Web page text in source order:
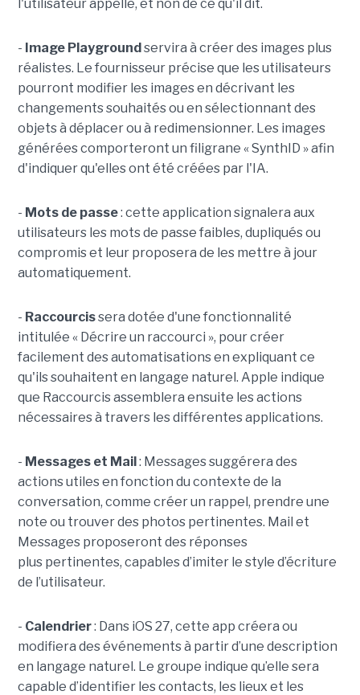
l'utilisateur appelle, et non de ce qu'il dit.
- Image Playgroundservira à créer des images plus
réalistes. Le fournisseur précise que les utilisateurs
pourront modifier les images en décrivant les
changements souhaités ou en sélectionnant des
objets à déplacer ou à redimensionner. Les images
générées comporteront un filigrane « SynthID » afin
d'indiquer qu'elles ont été créées par l'IA.
- Mots de passe: cette application signalera aux
utilisateurs les mots de passe faibles, dupliqués ou
compromis et leur proposera de les mettre à jour
automatiquement.
- Raccourcissera dotée d'une fonctionnalité
intitulée « Décrire un raccourci », pour créer
facilement des automatisations en expliquant ce
qu'ils souhaitent en langage naturel. Apple indique
que Raccourcis assemblera ensuite les actions
nécessaires à travers les différentes applications.
- Messages et Mail: Messages suggérera des
actions utiles en fonction du contexte de la
conversation, comme créer un rappel, prendre une
note ou trouver des photos pertinentes. Mail et
Messages proposeront des réponses
plus pertinentes, capables d’imiter le style d’écriture
de l’utilisateur.
- Calendrier: Dans iOS 27, cette app créera ou
modifiera des événements à partir d’une description
en langage naturel. Le groupe indique qu’elle sera
capable d’identifier les contacts, les lieux et les